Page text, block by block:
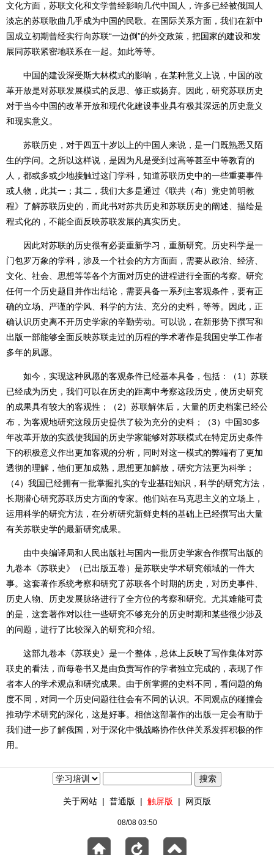
文化方面，苏联文化和文学曾经影响几代中国人，许多已经被俄国人
淡忘的苏联歌曲几乎成为中国的民歌。在国际关系方面，我们在新中
国成立初期曾经实行向苏联“一边倒”的外交政策，把国家的建设和发
展同苏联紧密地联系在一起。如此等等。
中国的建设深受斯大林模式的影响，在某种意义上说，中国的改
革开放是对苏联发展模式的反思、修正或扬弃。因此，研究苏联历史
对于当今中国的改革开放和现代化建设事业具有极其深远的历史意义
和现实意义。
苏联历史，对于四五十岁以上的中国人来说，是一门既熟悉又陌
生的学问。之所以这样说，是因为凡是受到过高等甚至中等教育的
人，都或多或少地接触过这门学科，知道苏联历史中的一些重要事件
或人物，此其一；其二，我们大多是通过《联共（布）党史简明教
程》了解苏联历史的，而此书对苏共历史和苏联历史的阐述、描绘是
程式化的，不能全面反映苏联发展的真实历史。
因此对苏联的历史很有必要重新学习，重新研究。历史科学是一
门包罗万象的学科，涉及一个社会的方方面面，需要从政治、经济、
文化、社会、思想等等各个方面对历史的进程进行全面的考察。研究
任何一个历史题目并作出结论，需要具备一系列主客观条件，要有正
确的立场、严谨的学风、科学的方法、充分的史料，等等。因此，正
确认识历史离不开历史学家的辛勤劳动。可以说，在新形势下撰写和
出版一部能够全面反映苏联走过的历程的学术著作是我国史学工作者
多年的夙愿。
如今，实现这种夙愿的客观条件已经基本具备，包括：（1）苏联
已经成为历史，我们可以在历史的距离中考察这段历史，使历史研究
的成果具有较大的客观性；（2）苏联解体后，大量的历史档案已经公
布，为客观地研究这段历史提供了较为充分的史料；（3）中国30多
年改革开放的实践使我国的历史学家能够对苏联模式在特定历史条件
下的积极意义作出更加客观的分析，同时对这一模式的弊端有了更加
透彻的理解，他们更加成熟，思想更加解放，研究方法更为科学；
（4）我国已经拥有一批掌握扎实的专业基础知识，科学的研究方法，
长期潜心研究苏联历史方面的专家。他们站在马克思主义的立场上，
运用科学的研究方法，在分析研究新鲜史料的基础上已经撰写出大量
有关苏联史学的最新研究成果。
由中央编译局和人民出版社与国内一批历史学家合作撰写出版的
九卷本《苏联史》（已出版五卷）是苏联史学术研究领域的一件大
事。这套著作系统考察和研究了苏联各个时期的历史，对历史事件、
历史人物、历史发展脉络进行了全方位的考察和研究。尤其难能可贵
的是，这套著作对以往一些研究不够充分的历史时期和某些很少涉及
的问题，进行了比较深入的研究和介绍。
这部九卷本《苏联史》是一个整体，总体上反映了写作集体对苏
联史的看法，而每卷书又是由负责写作的学者独立完成的，表现了作
者本人的学术观点和研究成果。由于所掌握的史料不同，看问题的角
度不同，对同一个历史问题往往会有不同的认识。不同观点的碰撞会
推动学术研究的深化，这是好事。相信这部著作的出版一定会有助于
我们进一步了解俄国，对于深化中俄战略协作伙伴关系发挥积极的作
用。
关于网站 | 普通版 | 触屏版 | 网页版
08/08 03:50